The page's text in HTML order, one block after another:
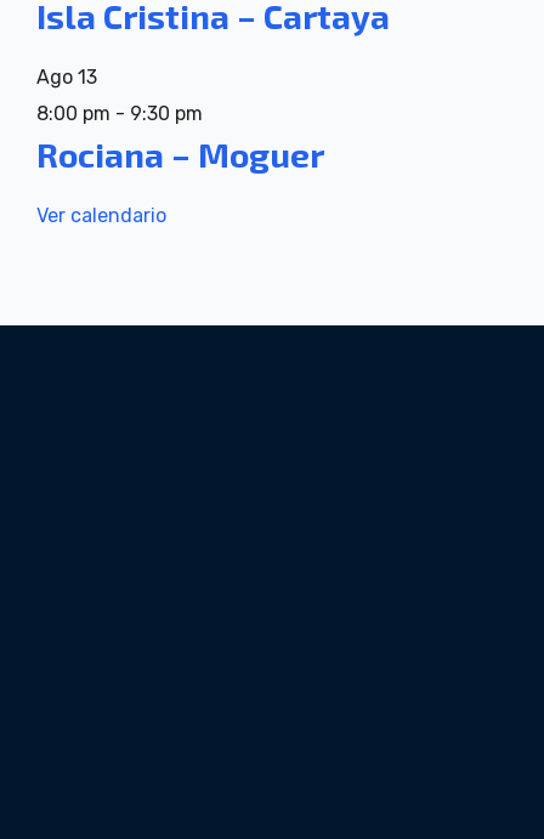
Isla Cristina – Cartaya
Ago 13
8:00 pm - 9:30 pm
Rociana – Moguer
Ver calendario